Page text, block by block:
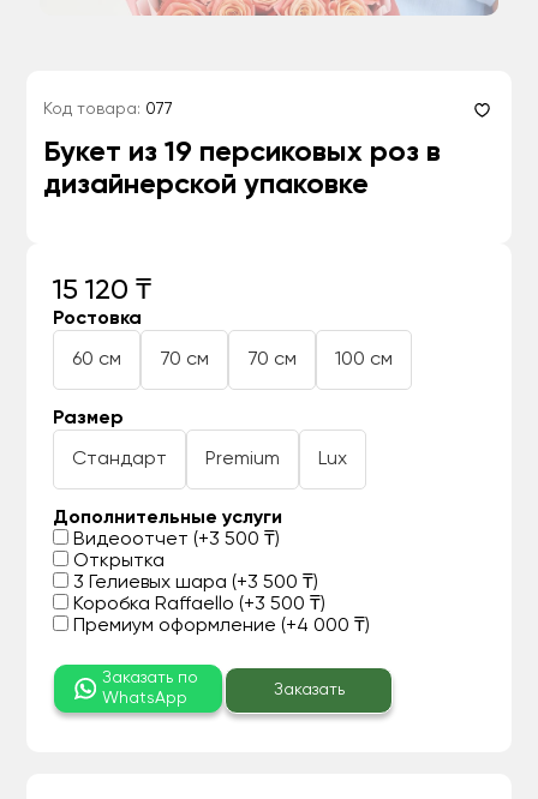
Код товара: 077
Букет из 19 персиковых роз в
дизайнерской упаковке
15 120 ₸
Ростовка
60 см 70 см 70 см 100 см
Размер
Стандарт Premium Lux
Дополнительные услуги
Видеоотчет (+3 500 ₸)
Открытка
3 Гелиевых шара (+3 500 ₸)
Коробка Raffaello (+3 500 ₸)
Премиум оформление (+4 000 ₸)
Заказать по
WhatsApp
Заказать